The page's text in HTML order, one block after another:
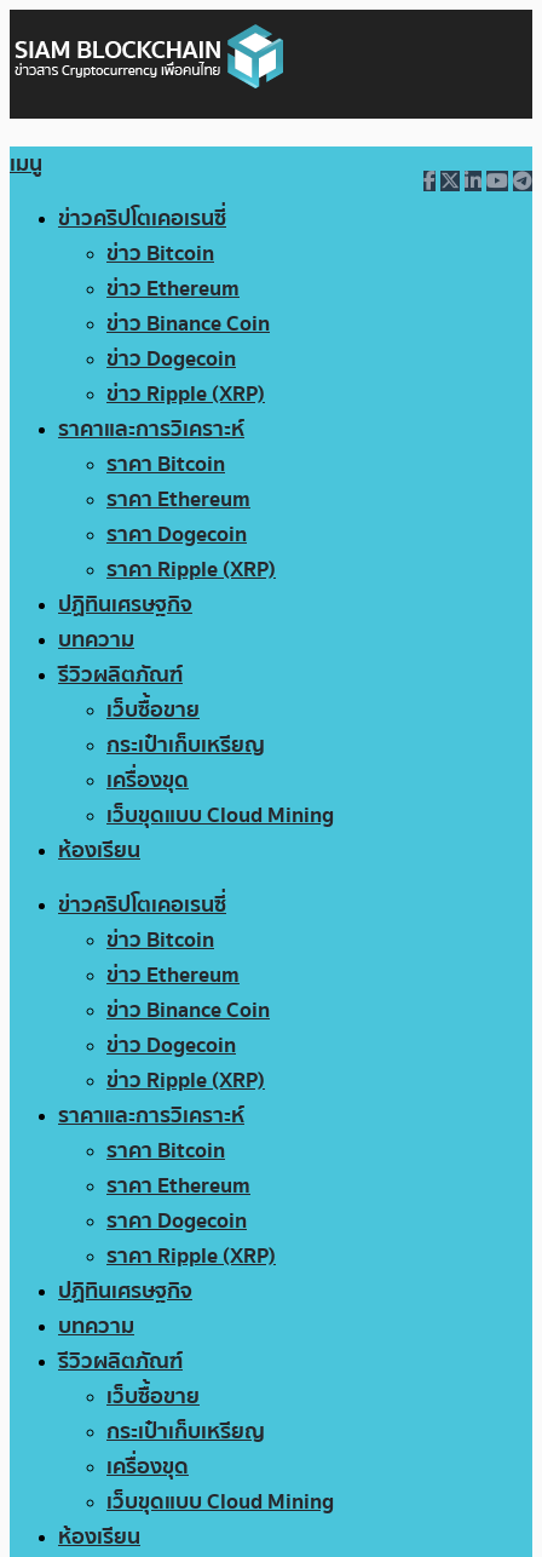
เมนู
ข่าวคริปโตเคอเรนซี่
ข่าว Bitcoin
ข่าว Ethereum
ข่าว Binance Coin
ข่าว Dogecoin
ข่าว Ripple (XRP)
ราคาและการวิเคราะห์
ราคา Bitcoin
ราคา Ethereum
ราคา Dogecoin
ราคา Ripple (XRP)
ปฏิทินเศรษฐกิจ
บทความ
รีวิวผลิตภัณฑ์
เว็บซื้อขาย
กระเป๋าเก็บเหรียญ
เครื่องขุด
เว็บขุดแบบ Cloud Mining
ห้องเรียน
ข่าวคริปโตเคอเรนซี่
ข่าว Bitcoin
ข่าว Ethereum
ข่าว Binance Coin
ข่าว Dogecoin
ข่าว Ripple (XRP)
ราคาและการวิเคราะห์
ราคา Bitcoin
ราคา Ethereum
ราคา Dogecoin
ราคา Ripple (XRP)
ปฏิทินเศรษฐกิจ
บทความ
รีวิวผลิตภัณฑ์
เว็บซื้อขาย
กระเป๋าเก็บเหรียญ
เครื่องขุด
เว็บขุดแบบ Cloud Mining
ห้องเรียน